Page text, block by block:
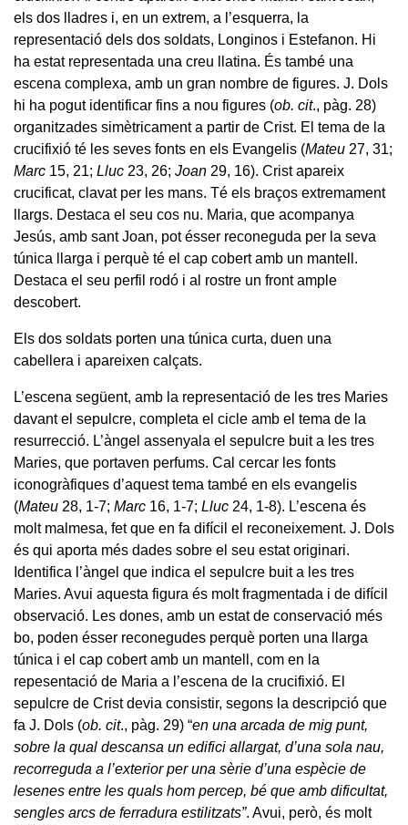
els dos lladres i, en un extrem, a l’esquerra, la
representació dels dos soldats, Longinos i Estefanon. Hi
ha estat representada una creu llatina. És també una
escena complexa, amb un gran nombre de figures. J. Dols
hi ha pogut identificar fins a nou figures (ob. cit., pàg. 28)
organitzades simètricament a partir de Crist. El tema de la
crucifixió té les seves fonts en els Evangelis (Mateu 27, 31;
Marc 15, 21; Lluc 23, 26; Joan 29, 16). Crist apareix
crucificat, clavat per les mans. Té els braços extremament
llargs. Destaca el seu cos nu. Maria, que acompanya
Jesús, amb sant Joan, pot ésser reconeguda per la seva
túnica llarga i perquè té el cap cobert amb un mantell.
Destaca el seu perfil rodó i al rostre un front ample
descobert.
Els dos soldats porten una túnica curta, duen una
cabellera i apareixen calçats.
L’escena següent, amb la representació de les tres Maries
davant el sepulcre, completa el cicle amb el tema de la
resurrecció. L’àngel assenyala el sepulcre buit a les tres
Maries, que portaven perfums. Cal cercar les fonts
iconogràfiques d’aquest tema també en els evangelis
(Mateu 28, 1-7; Marc 16, 1-7; Lluc 24, 1-8). L’escena és
molt malmesa, fet que en fa difícil el reconeixement. J. Dols
és qui aporta més dades sobre el seu estat originari.
Identifica l’àngel que indica el sepulcre buit a les tres
Maries. Avui aquesta figura és molt fragmentada i de difícil
observació. Les dones, amb un estat de conservació més
bo, poden ésser reconegudes perquè porten una llarga
túnica i el cap cobert amb un mantell, com en la
repesentació de Maria a l’escena de la crucifixió. El
sepulcre de Crist devia consistir, segons la descripció que
fa J. Dols (ob. cit., pàg. 29) “en una arcada de mig punt,
sobre la qual descansa un edifici allargat, d’una sola nau,
recorreguda a l’exterior per una sèrie d’una espècie de
lesenes entre les quals hom percep, bé que amb dificultat,
sengles arcs de ferradura estilitzats”. Avui, però, és molt